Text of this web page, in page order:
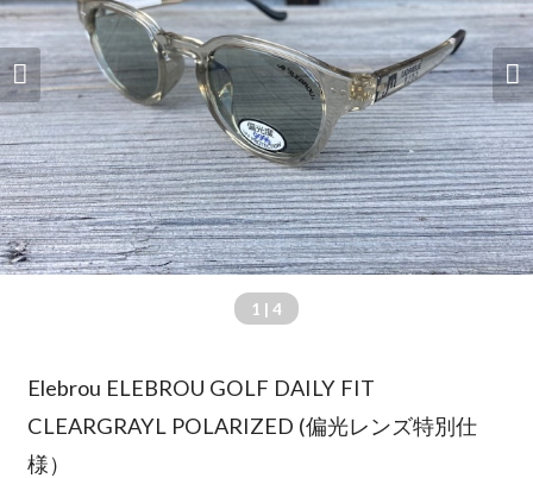
1 | 4
Elebrou ELEBROU GOLF DAILY FIT
CLEARGRAYL POLARIZED (偏光レンズ特別仕
様）